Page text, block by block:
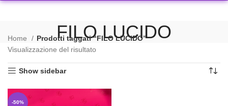
FILO LUCIDO
Home
Prodotti taggati “FILO LUCIDO”
Visualizzazione del risultato
Show sidebar
-50%